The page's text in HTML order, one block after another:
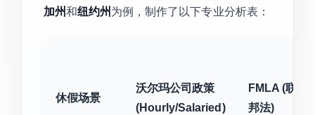
加州和纽约州 为例，制作了以下专业分析表：
休假场景
沃尔玛公司政策
(Hourly/Salaried)
FMLA (联
邦法)